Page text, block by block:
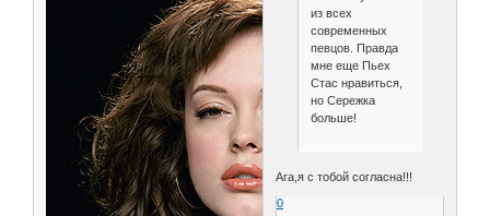
из всех
современных
певцов. Правда
мне еще Пьех
Стас нравиться,
но Сережка
больше!
Ага,я с тобой согласна!!!
0